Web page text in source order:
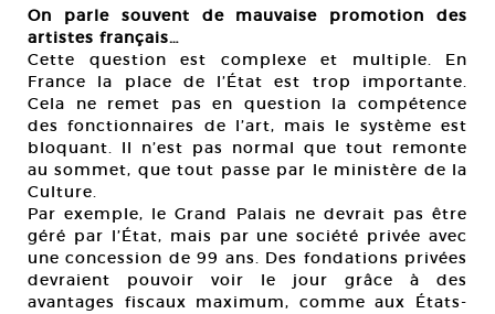
On parle souvent de mauvaise promotion des
artistes français…
Cette question est complexe et multiple. En
France la place de l’État est trop importante.
Cela ne remet pas en question la compétence
des fonctionnaires de l’art, mais le système est
bloquant. Il n’est pas normal que tout remonte
au sommet, que tout passe par le ministère de la
Culture.
Par exemple, le Grand Palais ne devrait pas être
géré par l’État, mais par une société privée avec
une concession de 99 ans. Des fondations privées
devraient pouvoir voir le jour grâce à des
avantages fiscaux maximum, comme aux États-